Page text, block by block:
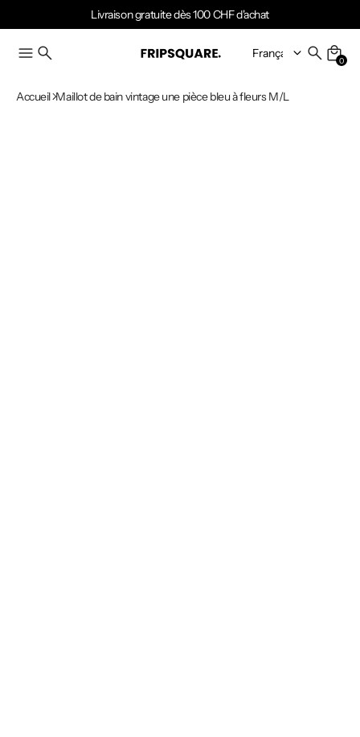
Livraison gratuite dès 100 CHF d'achat
0
Accueil Maillot de bain vintage une pièce bleu à fleurs M/L